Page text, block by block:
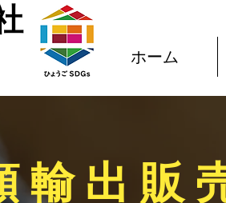
ホーム
輸出販